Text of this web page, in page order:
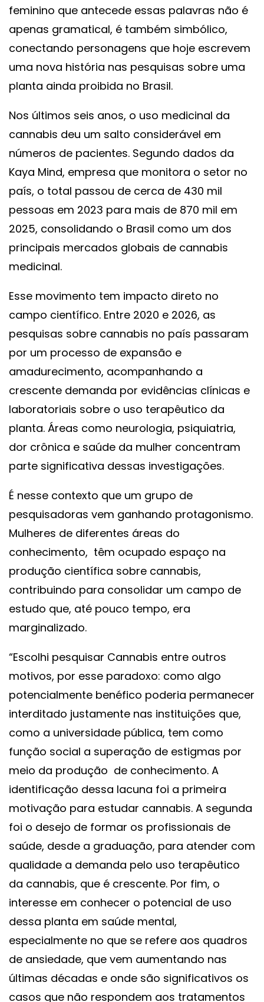
feminino que antecede essas palavras não é
apenas gramatical, é também simbólico,
conectando personagens que hoje escrevem
uma nova história nas pesquisas sobre uma
planta ainda proibida no Brasil.
Nos últimos seis anos, o uso medicinal da
cannabis deu um salto considerável em
números de pacientes. Segundo dados da
Kaya Mind, empresa que monitora o setor no
país, o total passou de cerca de 430 mil
pessoas em 2023 para mais de 870 mil em
2025, consolidando o Brasil como um dos
principais mercados globais de cannabis
medicinal.
Esse movimento tem impacto direto no
campo científico. Entre 2020 e 2026, as
pesquisas sobre cannabis no país passaram
por um processo de expansão e
amadurecimento, acompanhando a
crescente demanda por evidências clínicas e
laboratoriais sobre o uso terapêutico da
planta. Áreas como neurologia, psiquiatria,
dor crônica e saúde da mulher concentram
parte significativa dessas investigações.
É nesse contexto que um grupo de
pesquisadoras vem ganhando protagonismo.
Mulheres de diferentes áreas do
conhecimento, têm ocupado espaço na
produção científica sobre cannabis,
contribuindo para consolidar um campo de
estudo que, até pouco tempo, era
marginalizado.
“Escolhi pesquisar Cannabis entre outros
motivos, por esse paradoxo: como algo
potencialmente benéfico poderia permanecer
interditado justamente nas instituições que,
como a universidade pública, tem como
função social a superação de estigmas por
meio da produção de conhecimento. A
identificação dessa lacuna foi a primeira
motivação para estudar cannabis. A segunda
foi o desejo de formar os profissionais de
saúde, desde a graduação, para atender com
qualidade a demanda pelo uso terapêutico
da cannabis, que é crescente. Por fim, o
interesse em conhecer o potencial de uso
dessa planta em saúde mental,
especialmente no que se refere aos quadros
de ansiedade, que vem aumentando nas
últimas décadas e onde são significativos os
casos que não respondem aos tratamentos